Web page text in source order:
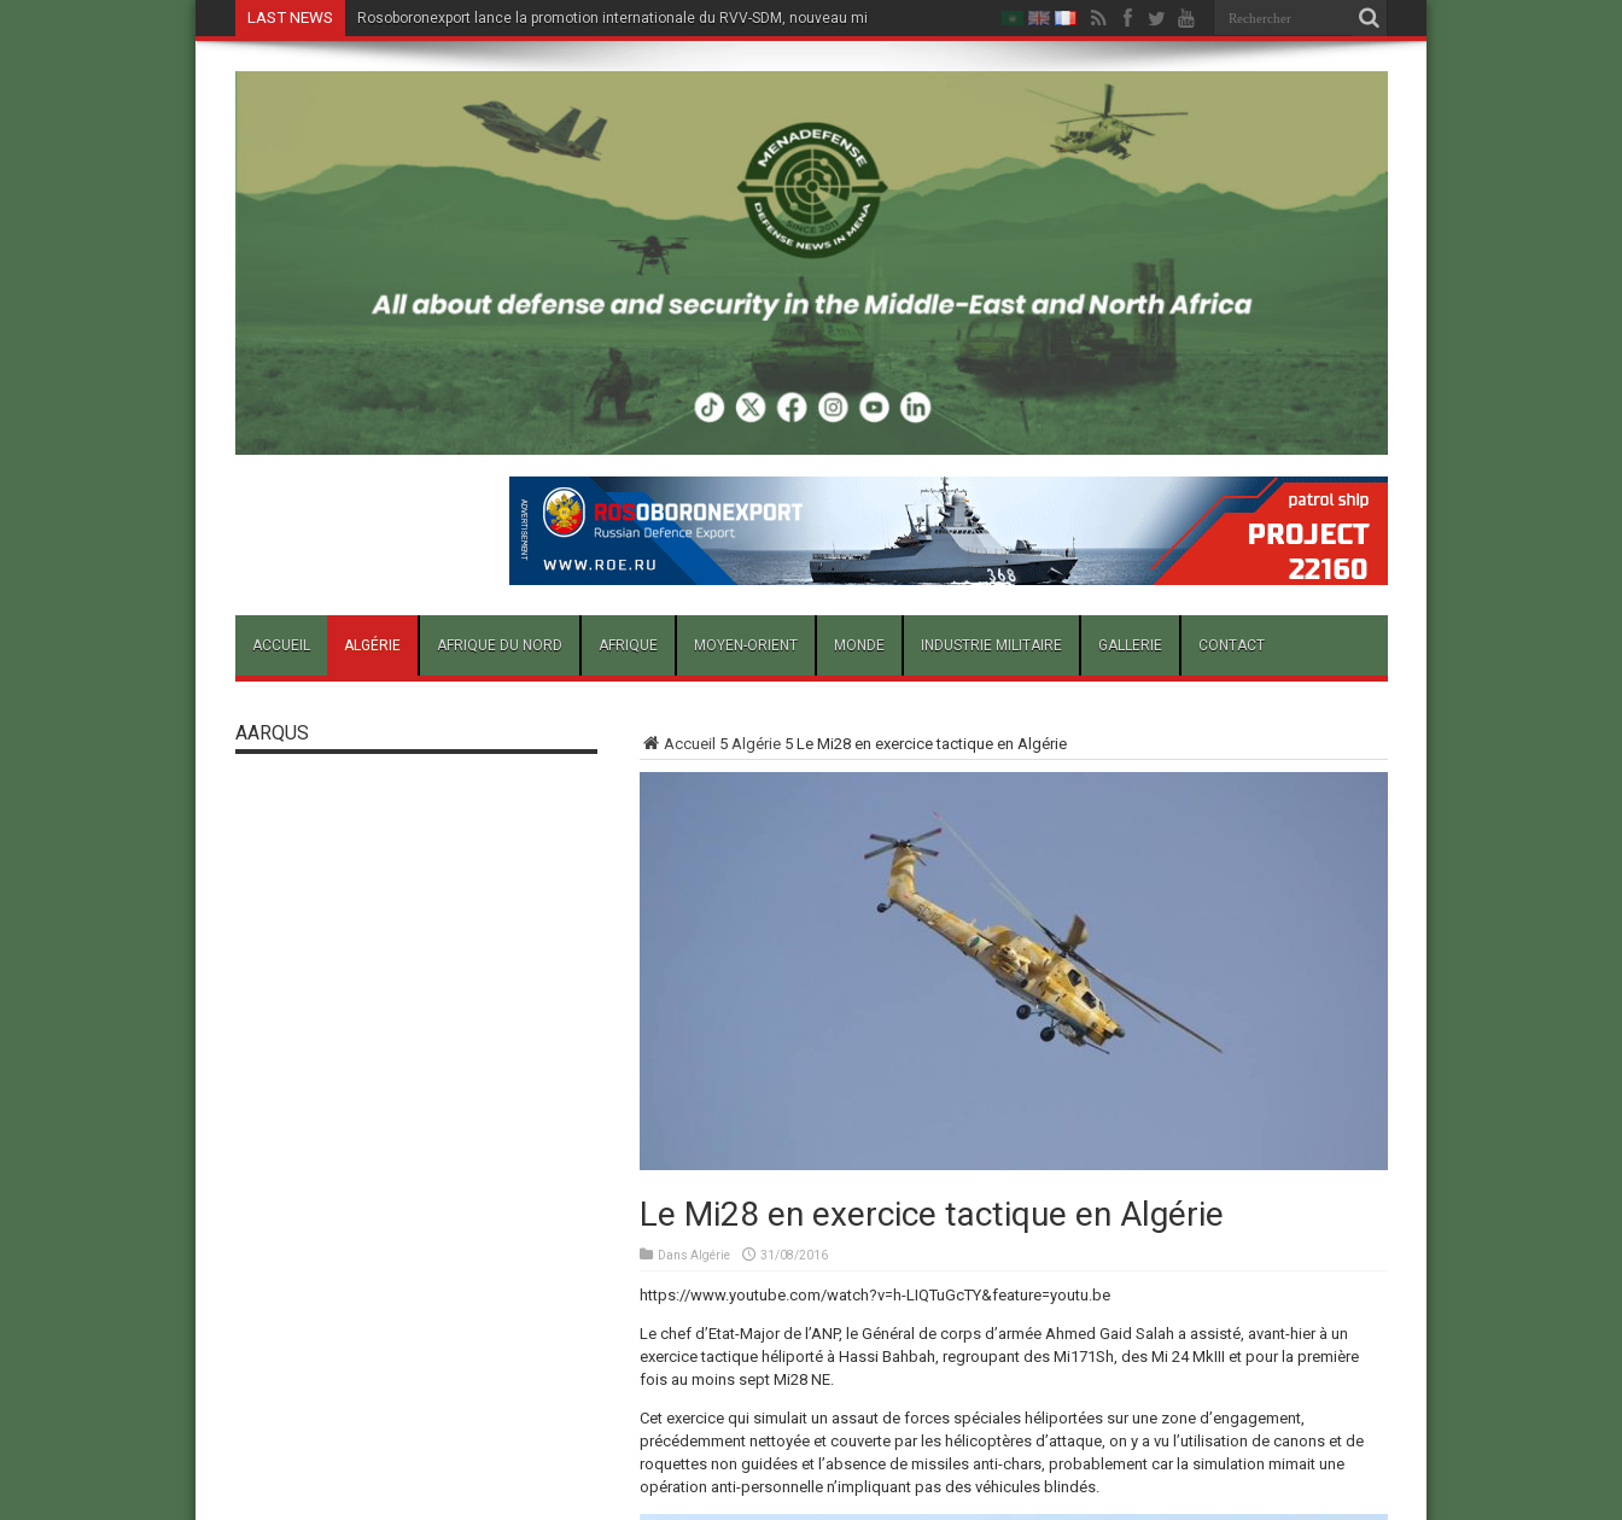
LAST NEWS Rosoboronexport lance la promotion internationale du RVV-SDM, nouveau missile air-air du Su-57E
ACCUEIL ALGÉRIE AFRIQUE DU NORD AFRIQUE MOYEN-ORIENT MONDE INDUSTRIE MILITAIRE GALLERIE CONTACT
Accueil 5 Algérie5 Le Mi28 en exercice tactique en Algérie
Le Mi28 en exercice tactique en Algérie
Dans Algérie 31/08/2016
https://www.youtube.com/watch?v=h-LIQTuGcTY&feature=youtu.be
Le chef d’Etat-Major de l’ANP, le Général de corps d’armée Ahmed Gaid Salah a assisté, avant-hier à un
exercice tactique héliporté à Hassi Bahbah, regroupant des Mi171Sh, des Mi 24 MkIII et pour la première
fois au moins sept Mi28 NE.
Cet exercice qui simulait un assaut de forces spéciales héliportées sur une zone d’engagement,
précédemment nettoyée et couverte par les hélicoptères d’attaque, on y a vu l’utilisation de canons et de
roquettes non guidées et l’absence de missiles anti-chars, probablement car la simulation mimait une
opération anti-personnelle n’impliquant pas des véhicules blindés.
AARQUS